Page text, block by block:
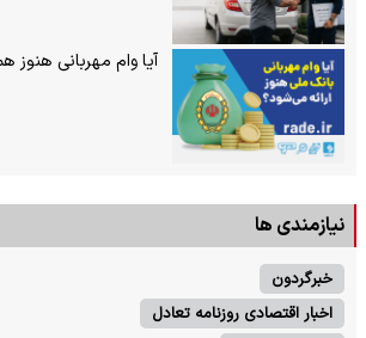
آیا وام مهربانی هنوز
نیازمندی ها
خبرگردون
اخبار اقتصادی روزنامه تعادل